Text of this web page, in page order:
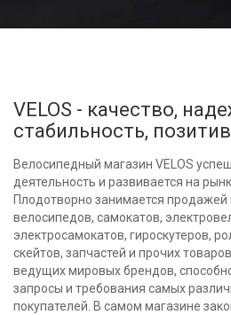
VELOS - качество,
стабильность,
Велосипедный магазин VELOS
деятельность и развивается на
Плодотворно занимается продажей
велосипедов, самокатов,
электросамокатов, гироскутеров,
скейтов, запчастей и прочих
ведущих мировых брендов,
запросы и требования самых
покупателей. В самом магазине